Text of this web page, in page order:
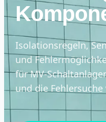
Isolationsregeln,
und
für MV-
und die